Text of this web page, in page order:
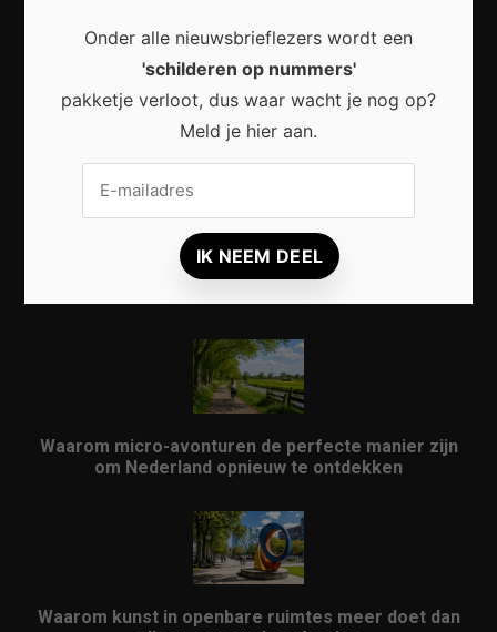
Varia
Meest recent
Waarom een thuisbatterij steeds interessanter
Waarom micro-avonturen de perfecte manier zijn
om Nederland opnieuw te ontdekken
Waarom kunst in openbare ruimtes meer doet dan
Onder alle nieuwsbrieflezers wordt een
'schilderen op nummers'
pakketje verloot, dus waar wacht je nog op?
Meld je hier aan.